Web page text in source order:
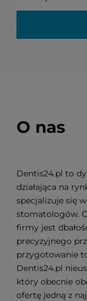
O nas
Dentis24.pl to
działająca na
specjalizuje się
stomatologów.
firmy jest
precyzyjnego
przygotowanie
Dentis24.pl
który obecnie
ofertę jedną z